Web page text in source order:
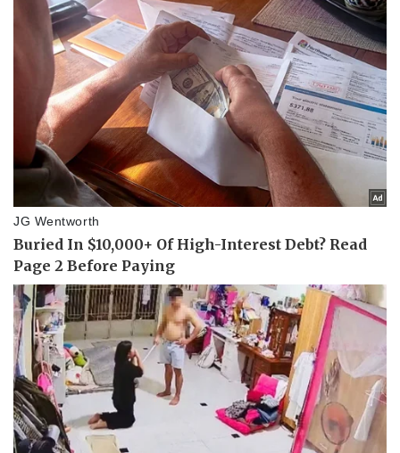
Pháp luật
Vụ án
Tin nóng
Tư vấn luật
Quân sự - Quốc phòng
Việt Nam